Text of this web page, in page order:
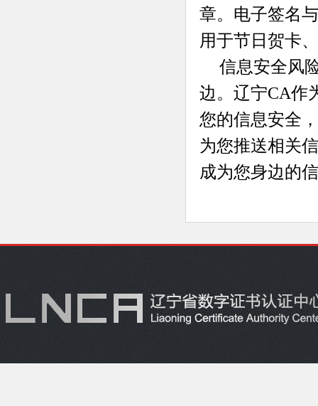
章。电子签名
用于节日贺卡
信息安全风
边。辽宁CA作
您的信息安全
为您推送相关
成为您身边的